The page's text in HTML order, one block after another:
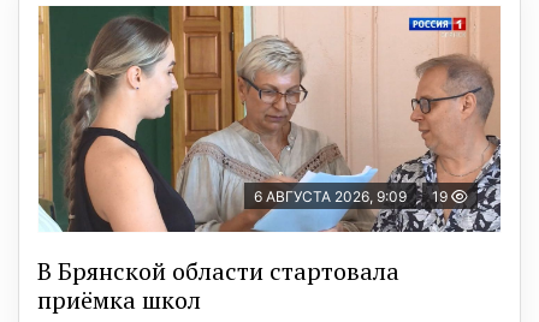
6 АВГУСТА 2026, 9:09 19
В Брянской области стартовала
приёмка школ